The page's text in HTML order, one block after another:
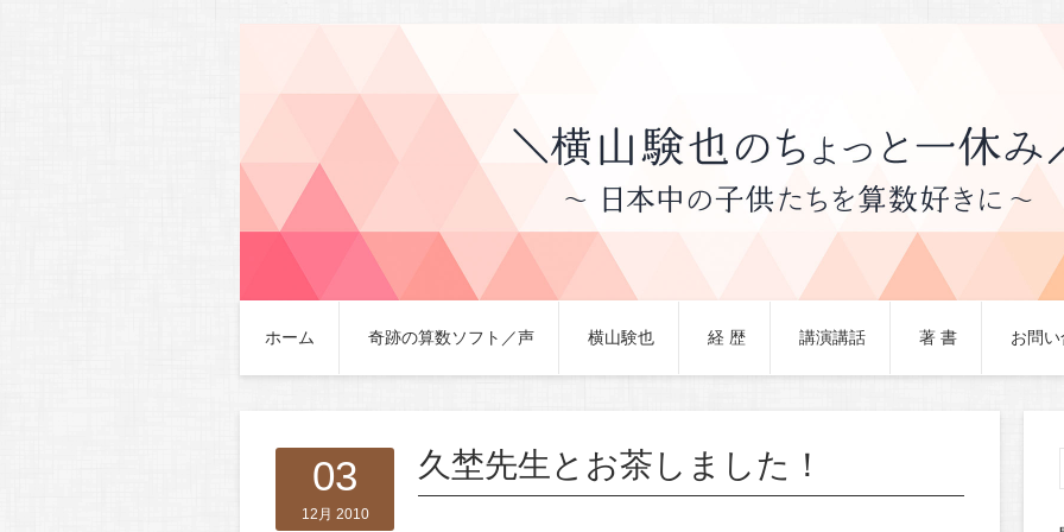
ホーム 奇跡の算数ソフト／声 横山験也 経 歴 講演講話 著 書 お問
03
12月 2010
久埜先生とお茶しました！